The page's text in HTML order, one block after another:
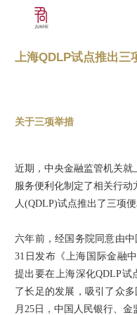
上海QDLP试点推出三
关于三项举措
近期，中央金融监管机关就
服务便利化制定了相关行
人(QDLP)试点推出了三项便
六年前，经国务院同意由中
31日发布《上海国际金融
提出要在上海深化QDLP试
了长足的发展，吸引了众
月25日，中国人民银行、